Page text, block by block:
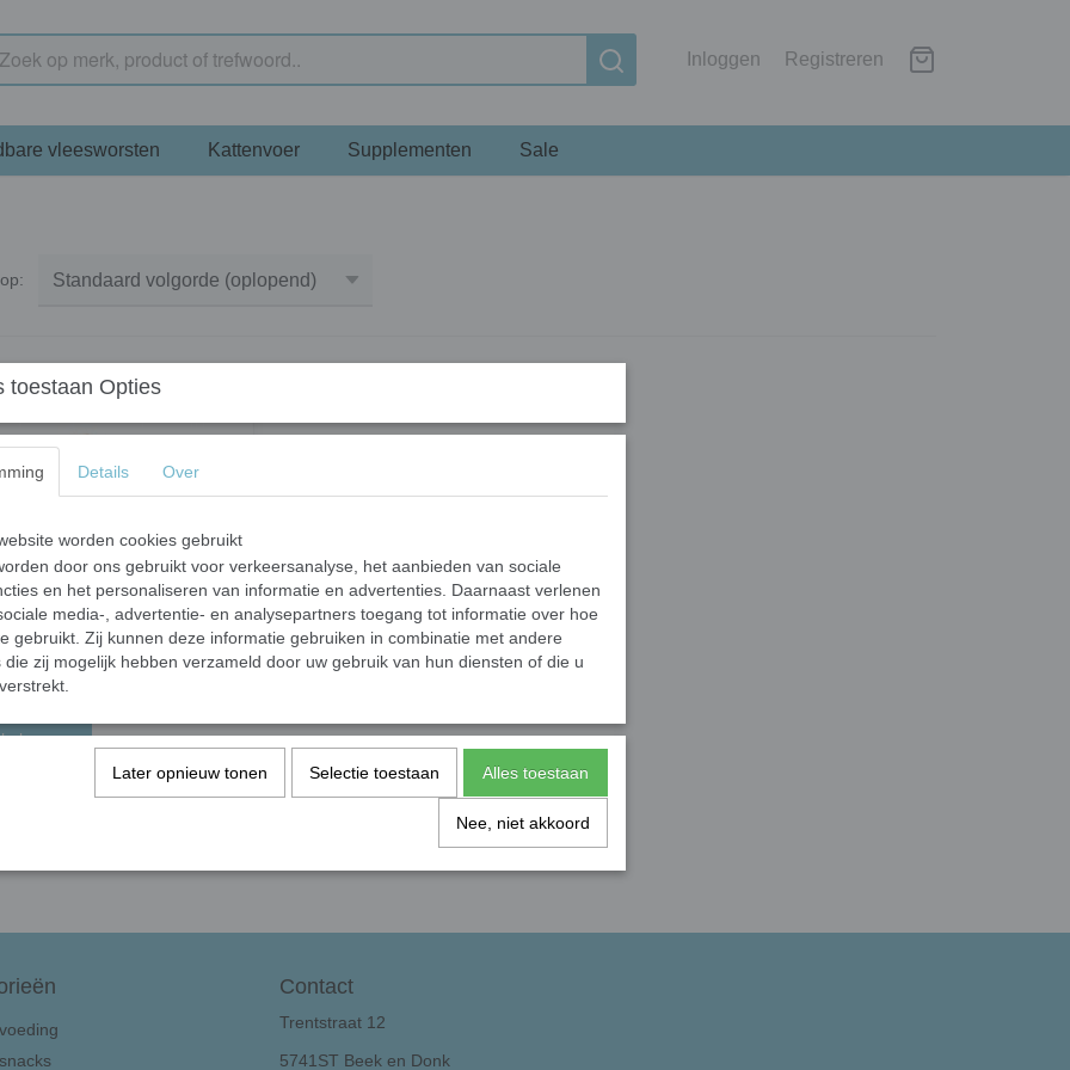
Inloggen Registreren
vleesworsten Kattenvoer Supplementen Sale
op:
Sensitive
Contact
Trentstraat 12
5741ST Beek en Donk
toestaan Opties
Details Over
worden cookies gebruikt
door ons gebruikt voor verkeersanalyse, het aanbieden van sociale
en het personaliseren van informatie en advertenties. Daarnaast verlenen
media-, advertentie- en analysepartners toegang tot informatie over hoe
gebruikt. Zij kunnen deze informatie gebruiken in combinatie met andere
die zij mogelijk hebben verzameld door uw gebruik van hun diensten of die u
Later opnieuw tonen Selectie toestaan Alles toestaan
Nee, niet akkoord